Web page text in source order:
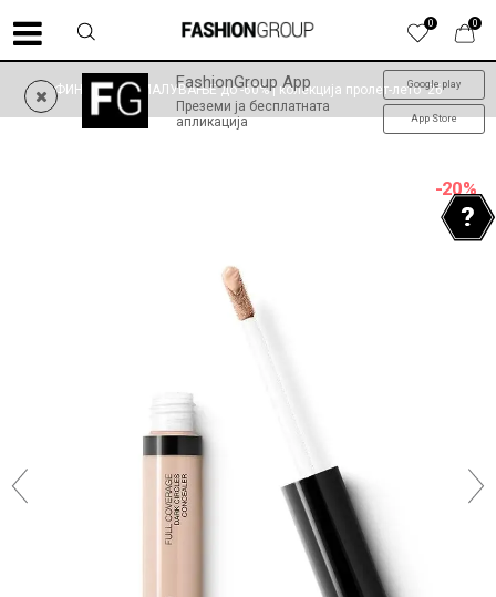
0
0
FashionGroup App
Преземи ја бесплатната
апликација
Google play
App Store
ФИНАЛНО НАМАЛУВАЊЕ до -60% | колекција пролет-лето '26
-20%